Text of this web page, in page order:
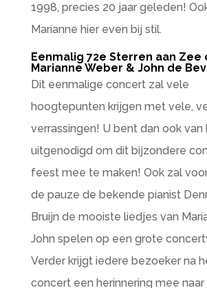
1998, precies 20 jaar geleden!
Marianne hier even bij stil.
Eenmalig 72e Sterren aan Zee
Marianne Weber & John de
Dit eenmalige concert zal vele
hoogtepunten krijgen met vele,
verrassingen! U bent dan ook van
uitgenodigd om dit bijzondere
feest mee te maken! Ook zal
de pauze de bekende pianist
Bruijn de mooiste liedjes van
John spelen op een grote
Verder krijgt iedere bezoeker na
concert een herinnering mee naar